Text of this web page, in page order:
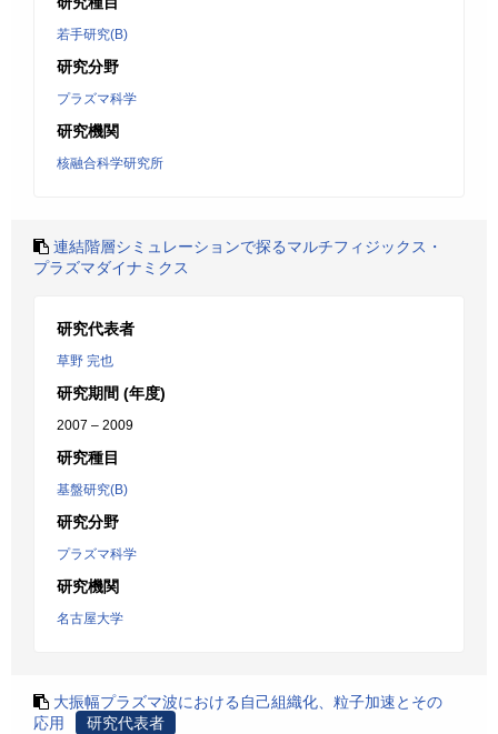
若手研究(B)
研究分野
プラズマ科学
研究機関
核融合科学研究所
連結階層シミュレーションで探るマルチフィジックス・
プラズマダイナミクス
研究代表者
草野 完也
研究期間 (年度)
2007 – 2009
研究種目
基盤研究(B)
研究分野
プラズマ科学
研究機関
名古屋大学
大振幅プラズマ波における自己組織化、粒子加速とその
応用
研究代表者